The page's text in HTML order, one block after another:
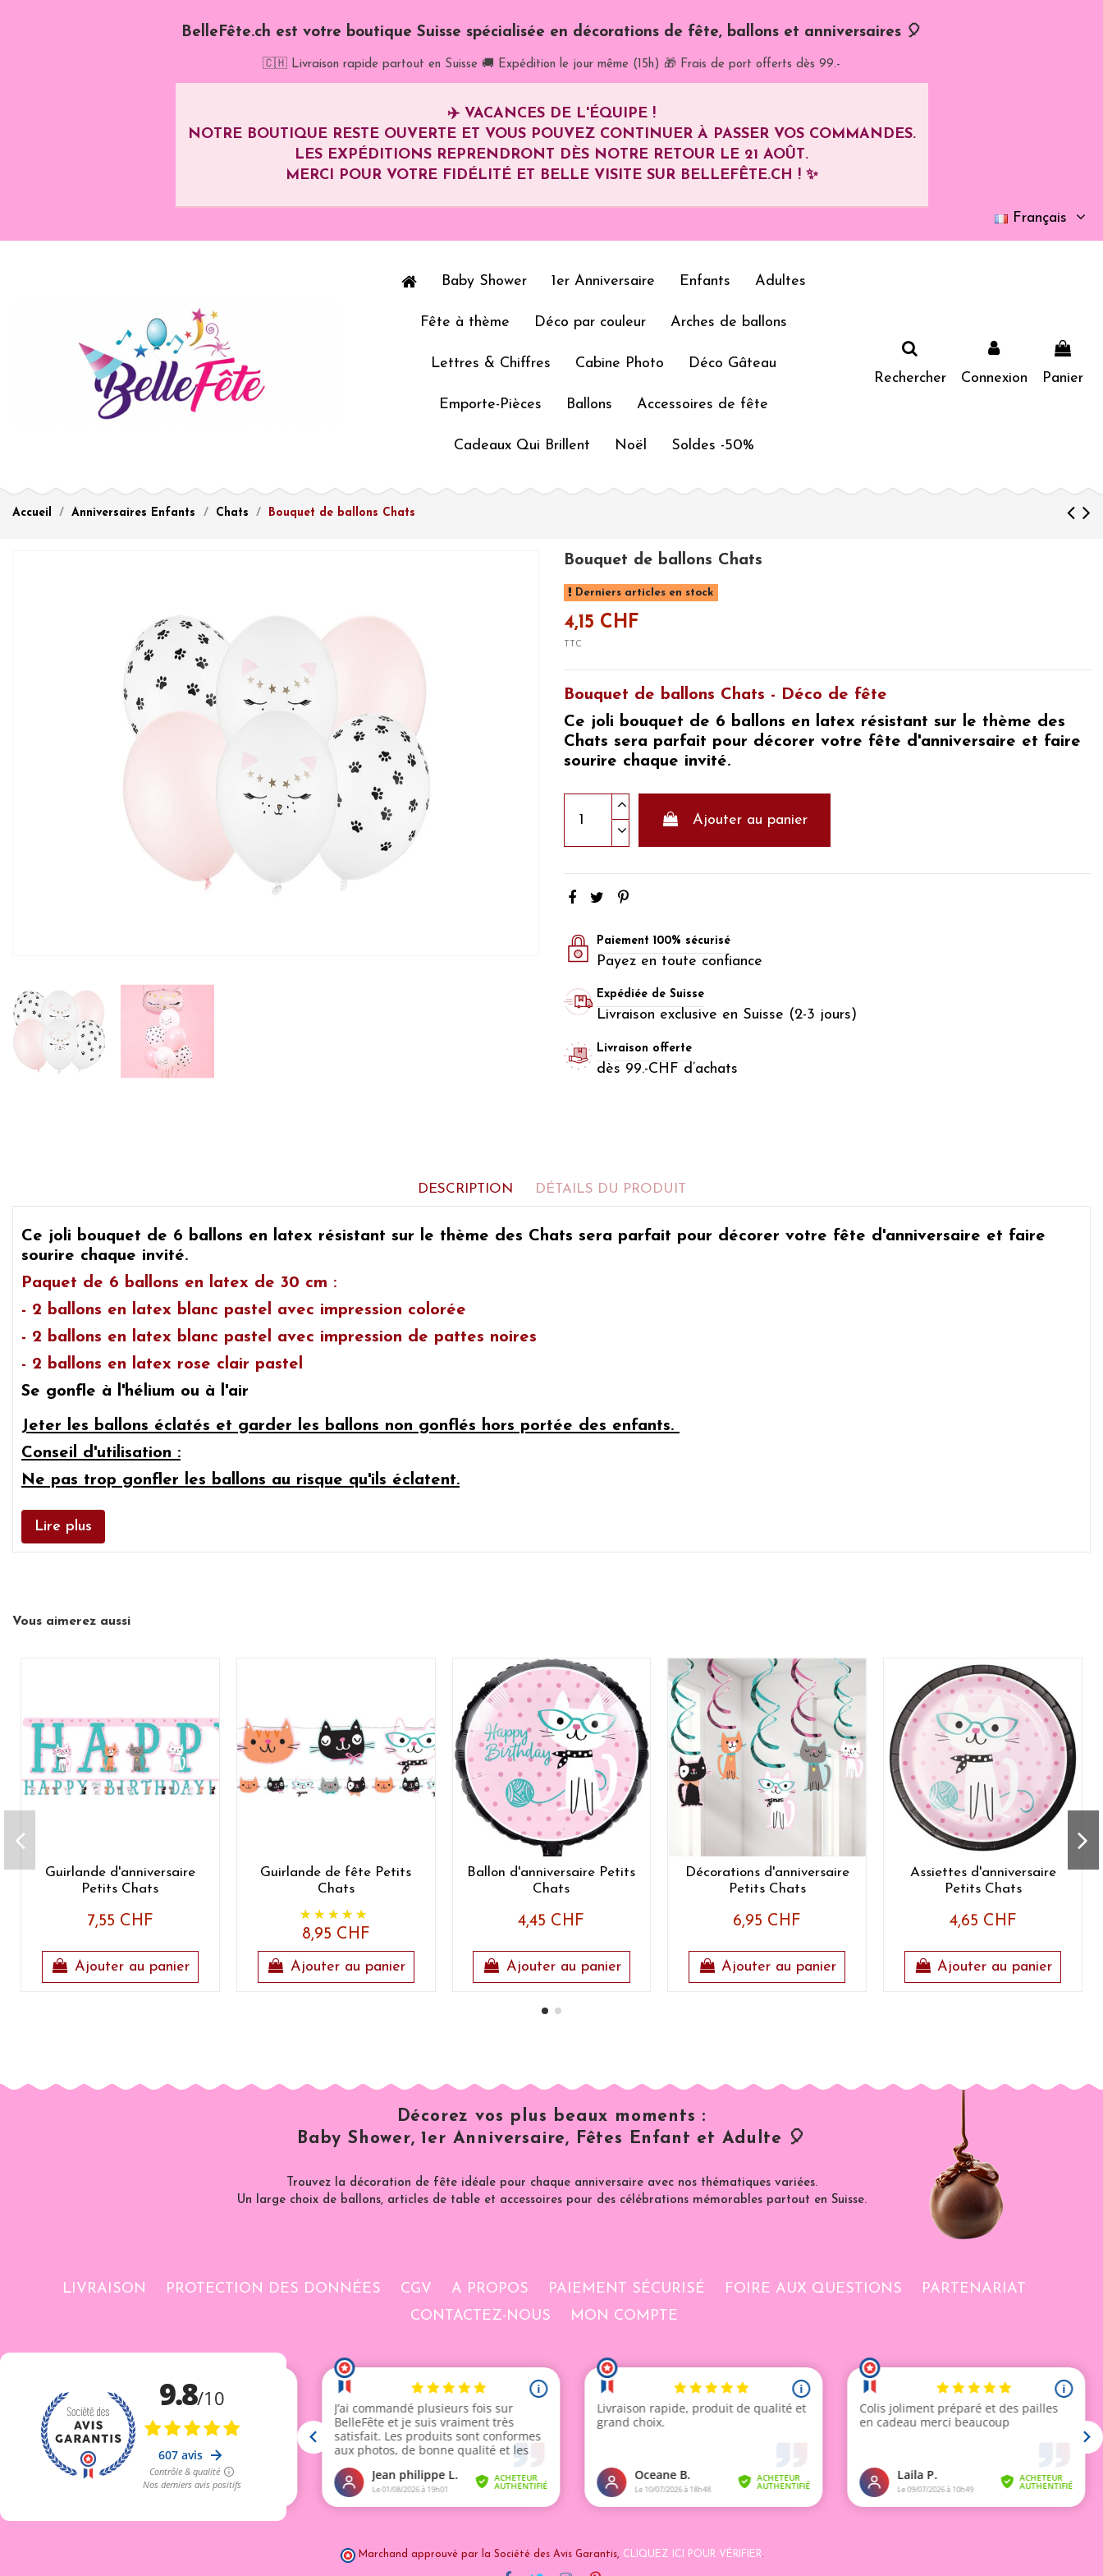
BelleFête.ch est votre boutique Suisse spécialisée en décorations de fête, ballons et anniversaires 🎈
🇨🇭 Livraison rapide partout en Suisse 🚚 Expédition le jour même (15h) 🎁 Frais de port offerts dès 99.-
✈️ VACANCES DE L'ÉQUIPE !
NOTRE BOUTIQUE RESTE OUVERTE ET VOUS POUVEZ CONTINUER À PASSER VOS COMMANDES.
LES EXPÉDITIONS REPRENDRONT DÈS NOTRE RETOUR LE 21 AOÛT.
MERCI POUR VOTRE FIDÉLITÉ ET BELLE VISITE SUR BELLEFÊTE.CH ! ✨
Français
Baby Shower 1er Anniversaire Enfants Adultes
Fête à thème Déco par couleur Arches de ballons
Lettres & Chiffres Cabine Photo Déco Gâteau
Emporte-Pièces Ballons Accessoires de fête
Cadeaux Qui Brillent Noël Soldes -50%
Rechercher Connexion Panier
Accueil Anniversaires Enfants Chats Bouquet de ballons Chats
Bouquet de ballons Chats
Derniers articles en stock
4,15 CHF
TTC
Bouquet de ballons Chats - Déco de fête
Ce joli bouquet de 6 ballons en latex résistant sur le thème des
Chats sera parfait pour décorer votre fête d'anniversaire et faire
sourire chaque invité.
Ajouter au panier
Paiement 100% sécurisé
Payez en toute confiance
Expédiée de Suisse
Livraison exclusive en Suisse (2-3 jours)
Livraison offerte
dès 99.-CHF d’achats
DESCRIPTION DÉTAILS DU PRODUIT
Ce joli bouquet de 6 ballons en latex résistant sur le thème des Chats sera parfait pour décorer votre fête d'anniversaire et faire
sourire chaque invité.
Paquet de 6 ballons en latex de 30 cm :
- 2 ballons en latex blanc pastel avec impression colorée
- 2 ballons en latex blanc pastel avec impression de pattes noires
- 2 ballons en latex rose clair pastel
Se gonfle à l'hélium ou à l'air
Jeter les ballons éclatés et garder les ballons non gonflés hors portée des enfants.
Conseil d'utilisation :
Ne pas trop gonfler les ballons au risque qu'ils éclatent.
Lire plus
Vous aimerez aussi
Guirlande d'anniversaire
Petits Chats
7,55 CHF
Ajouter au panier
Guirlande de fête Petits
Chats
8,95 CHF
Ajouter au panier
Ballon d'anniversaire Petits
Chats
4,45 CHF
Ajouter au panier
Décorations d'anniversaire
Petits Chats
6,95 CHF
Ajouter au panier
Assiettes d'anniversaire
Petits Chats
4,65 CHF
Ajouter au panier
Décorez vos plus beaux moments :
Baby Shower, 1er Anniversaire, Fêtes Enfant et Adulte 🎈
Trouvez la décoration de fête idéale pour chaque anniversaire avec nos thématiques variées.
Un large choix de ballons, articles de table et accessoires pour des célébrations mémorables partout en Suisse.
LIVRAISON PROTECTION DES DONNÉES CGV A PROPOS PAIEMENT SÉCURISÉ FOIRE AUX QUESTIONS
PARTENARIAT
CONTACTEZ-NOUS
MON COMPTE
Marchand approuvé par la Société des Avis Garantis, CLIQUEZ ICI POUR VÉRIFIER.